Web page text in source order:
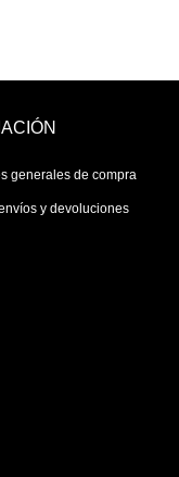
generales de compra
y devoluciones